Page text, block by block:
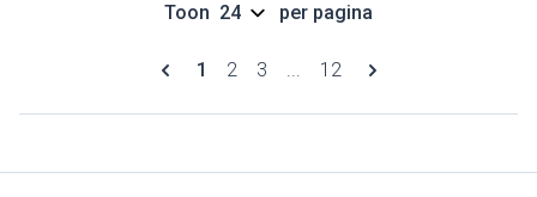
Pagina's
U lees momenteel pagina
1 Pagina
2 Pagina
3 ... Pagina
12
Toon per pagina